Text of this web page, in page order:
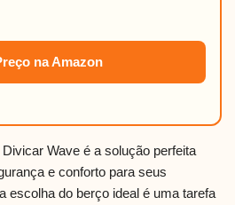
na Amazon
Wave é a solução perfeita
e conforto para seus
escolha do berço ideal é uma tarefa